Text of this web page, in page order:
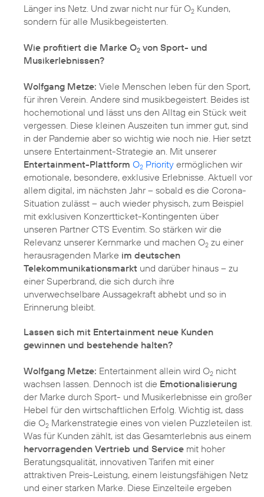
Länger ins Netz. Und zwar nicht nur für O2 Kunden,
sondern für alle Musikbegeisterten.
Wie profitiert die Marke O2 von Sport- und
Musikerlebnissen?
Wolfgang Metze: Viele Menschen leben für den Sport,
für ihren Verein. Andere sind musikbegeistert. Beides ist
hochemotional und lässt uns den Alltag ein Stück weit
vergessen. Diese kleinen Auszeiten tun immer gut, sind
in der Pandemie aber so wichtig wie noch nie. Hier setzt
unsere Entertainment-Strategie an. Mit unserer
Entertainment-Plattform O2 Priority ermöglichen wir
emotionale, besondere, exklusive Erlebnisse. Aktuell vor
allem digital, im nächsten Jahr – sobald es die Corona-
Situation zulässt – auch wieder physisch, zum Beispiel
mit exklusiven Konzertticket-Kontingenten über
unseren Partner CTS Eventim. So stärken wir die
Relevanz unserer Kernmarke und machen O2 zu einer
herausragenden Marke im deutschen
Telekommunikationsmarkt und darüber hinaus – zu
einer Superbrand, die sich durch ihre
unverwechselbare Aussagekraft abhebt und so in
Erinnerung bleibt.
Lassen sich mit Entertainment neue Kunden
gewinnen und bestehende halten?
Wolfgang Metze: Entertainment allein wird O2 nicht
wachsen lassen. Dennoch ist die Emotionalisierung
der Marke durch Sport- und Musikerlebnisse ein großer
Hebel für den wirtschaftlichen Erfolg. Wichtig ist, dass
die O2 Markenstrategie eines von vielen Puzzleteilen ist.
Was für Kunden zählt, ist das Gesamterlebnis aus einem
hervorragenden Vertrieb und Service mit hoher
Beratungsqualität, innovativen Tarifen mit einer
attraktiven Preis-Leistung, einem leistungsfähigen Netz
und einer starken Marke. Diese Einzelteile ergeben